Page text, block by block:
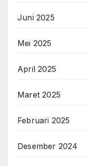
Juni 2025
Mei 2025
April 2025
Maret 2025
Februari 2025
Desember 2024